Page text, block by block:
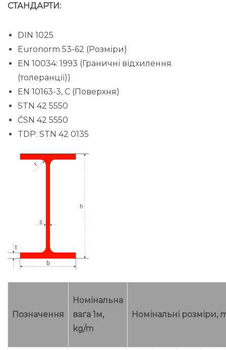
СТАНДАРТИ:
DIN 1025
Euronorm 53-62 (Розміри)
EN 10034: 1993 (Граничні відхилення
(толеранції))
EN 10163-3, C (Поверхня)
STN 42 5550
ČSN 42 5550
TDP: STN 42 0135
Позначення
Номінальна
вага 1м,
kg/m
Номінальні розміри,